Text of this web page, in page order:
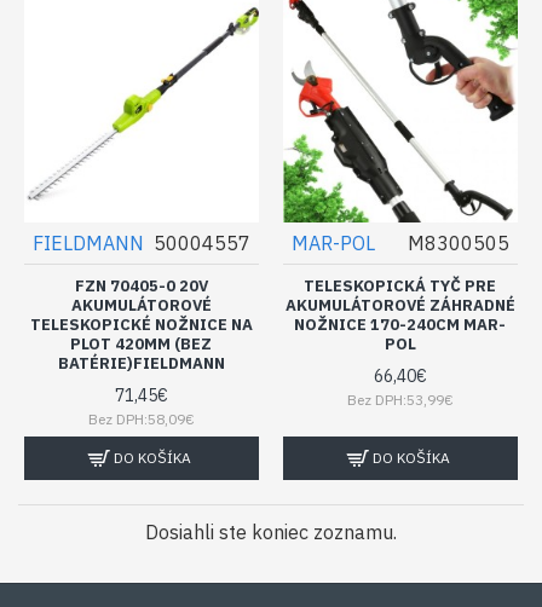
FIELDMANN 50004557
FZN 70405-0 20V
AKUMULÁTOROVÉ
TELESKOPICKÉ NOŽNICE NA
PLOT 420MM (BEZ
BATÉRIE)FIELDMANN
71,45€
Bez DPH:58,09€
DO KOŠÍKA
MAR-POL M8300505
TELESKOPICKÁ TYČ PRE
AKUMULÁTOROVÉ ZÁHRADNÉ
NOŽNICE 170-240CM MAR-
POL
66,40€
Bez DPH:53,99€
DO KOŠÍKA
Dosiahli ste koniec zoznamu.